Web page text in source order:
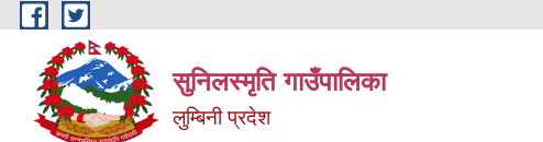
Skip to main content
सुनिलस्मृति गाउँपालिका
लुम्बिनी प्रदेश